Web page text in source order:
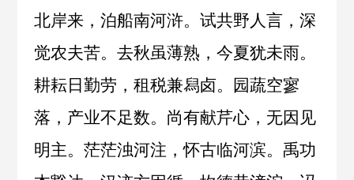
北岸来，泊船南河浒。试共野人言，深
觉农夫苦。去秋虽薄熟，今夏犹未雨。
耕耘日勤劳，租税兼舄卤。园蔬空寥
落，产业不足数。尚有献芹心，无因见
明主。茫茫浊河注，怀古临河滨。禹功